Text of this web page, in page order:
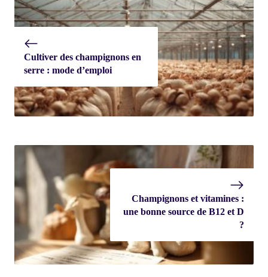
Cultiver des champignons en
serre : mode d’emploi
Champignons et vitamines :
une bonne source de B12 et D
?